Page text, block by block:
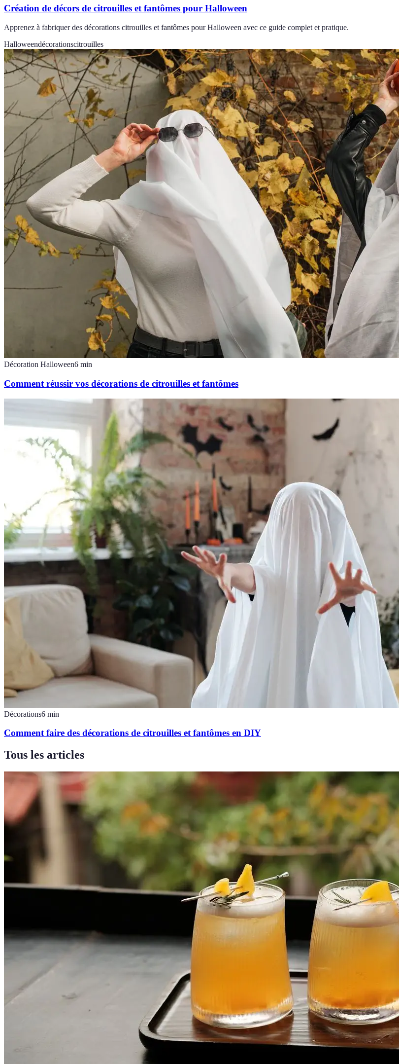
Création de décors de citrouilles et fantômes pour Halloween
Apprenez à fabriquer des décorations citrouilles et fantômes pour Halloween avec ce guide complet et pratique.
Halloweendécorationscitrouilles
Décoration Halloween6 min
Comment réussir vos décorations de citrouilles et fantômes
Décorations6 min
Comment faire des décorations de citrouilles et fantômes en DIY
Tous les articles